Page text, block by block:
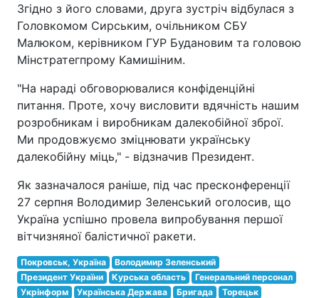
Згідно з його словами, друга зустріч відбулася з
Головкомом Сирським, очільником СБУ
Малюком, керівником ГУР Будановим та головою
Мінстратегпрому Камишіним.
"На нараді обговорювалися конфіденційні
питання. Проте, хочу висловити вдячність нашим
розробникам і виробникам далекобійної зброї.
Ми продовжуємо зміцнювати українську
далекобійну міць," - відзначив Президент.
Як зазначалося раніше, під час пресконференції
27 серпня Володимир Зеленський оголосив, що
Україна успішно провела випробування першої
вітчизняної балістичної ракети.
Покровськ, Україна
Володимир Зеленський
Президент України
Курська область
Генеральний персонал
Укрінформ
Українська Держава Бригада
Торецьк